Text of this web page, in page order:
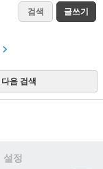
검색 글쓰기
다음 검색
설정